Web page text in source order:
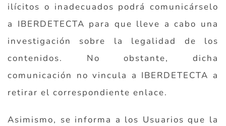
ilícitos o inadecuados podrá comunicárselo
a IBERDETECTA para que lleve a cabo una
investigación sobre la legalidad de los
contenidos. No obstante, dicha
comunicación no vincula a IBERDETECTA a
retirar el correspondiente enlace.
Asimismo, se informa a los Usuarios que la